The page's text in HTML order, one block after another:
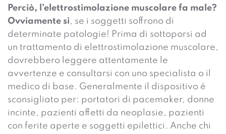
Perciò, l’elettrostimolazione muscolare fa male?
Ovviamente sì, se i soggetti soffrono di
determinate patologie! Prima di sottoporsi ad
un trattamento di elettrostimolazione muscolare,
dovrebbero leggere attentamente le
avvertenze e consultarsi con uno specialista o il
medico di base. Generalmente il dispositivo è
sconsigliato per: portatori di pacemaker, donne
incinte, pazienti affetti da neoplasie, pazienti
con ferite aperte e soggetti epilettici. Anche chi